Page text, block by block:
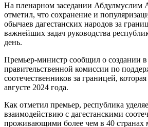
На пленарном заседании Абдулмуслим
отметил, что сохранение и
обычаев дагестанских народов за
важнейших задач руководства
день.
Премьер-министр сообщил о создании в
правительственной комиссии по
соотечественников за границей,
августе 2024 года.
Как отметил премьер, республика
взаимодействию с дагестанскими
проживающими более чем в 40 странах